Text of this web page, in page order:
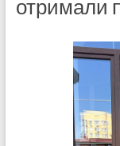
отримали